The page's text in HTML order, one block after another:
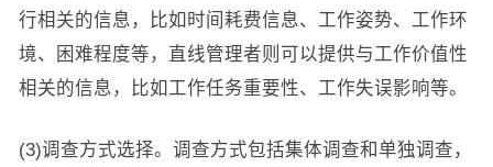
行相关的信息，比如时间耗费信息、工作姿势、工作环
境、困难程度等，直线管理者则可以提供与工作价值性
相关的信息，比如工作任务重要性、工作失误影响等。
(3)调查方式选择。调查方式包括集体调查和单独调查，